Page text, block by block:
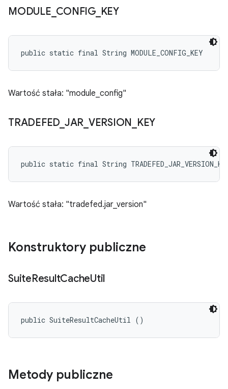
MODULE CONFIG_ KEY
public static final String MODULE_CONFIG_KEY
Wartość stała: "module_config"
TRADEFED JAR VERSION KEY
public static final String
Wartość stała: "tradefed.jar_version"
Konstruktory publiczne
SuiteResultCacheUtil
public SuiteResultCacheUtil ()
Metody publiczne